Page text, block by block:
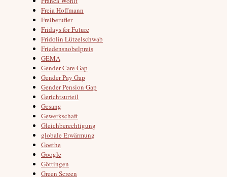
Freia Hoffmann
Freiberufler
Fridays for Future
Fridolin Lützelschwab
Friedensnobelpreis
GEMA
Gender Care Gap
Gender Pay Gap
Gender Pension Gap
Gerichtsurteil
Gesang
Gewerkschaft
Gleichberechtigung
globale Erwärmung
Goethe
Google
Göttingen
Green Screen